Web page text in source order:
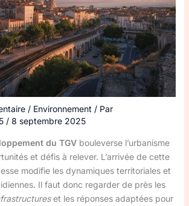
/ Environnement / Par
/ 8 septembre 2025
du TGVbouleverse l’urbanisme
et défis à relever. L’arrivée de cette
modifie les dynamiques territoriales et
Il faut donc regarder de près les
et les réponses adaptées pour